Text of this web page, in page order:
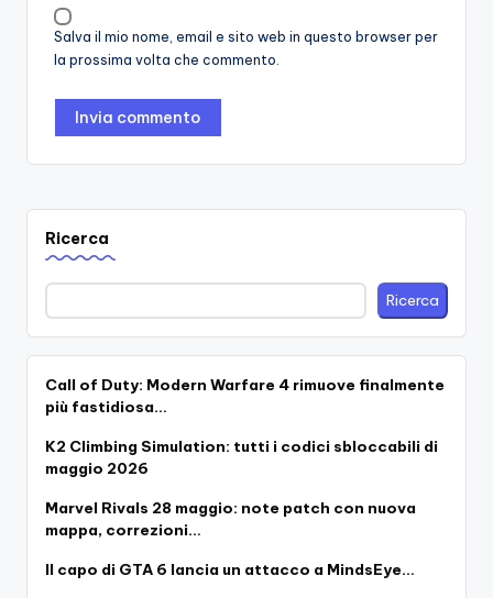
Salva il mio nome, email e sito web in questo browser per
la prossima volta che commento.
Ricerca
Ricerca
Call of Duty: Modern Warfare 4 rimuove finalmente
più fastidiosa…
K2 Climbing Simulation: tutti i codici sbloccabili di
maggio 2026
Marvel Rivals 28 maggio: note patch con nuova
mappa, correzioni…
Il capo di GTA 6 lancia un attacco a MindsEye…